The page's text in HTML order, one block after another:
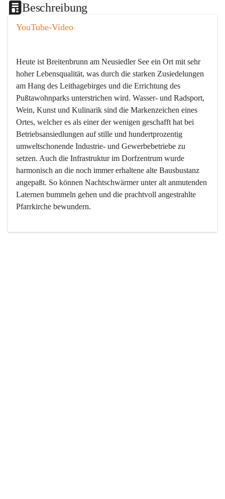
Beschreibung
YouTube-Video
Heute ist Breitenbrunn am Neusiedler See ein Ort mit sehr
hoher Lebensqualität, was durch die starken Zusiedelungen
am Hang des Leithagebirges und die Errichtung des
Pußtawohnparks unterstrichen wird. Wasser- und Radsport,
Wein, Kunst und Kulinarik sind die Markenzeichen eines
Ortes, welcher es als einer der wenigen geschafft hat bei
Betriebsansiedlungen auf stille und hundertprozentig
umweltschonende Industrie- und Gewerbebetriebe zu
setzen. Auch die Infrastruktur im Dorfzentrum wurde
harmonisch an die noch immer erhaltene alte Bausbustanz
angepaßt. So können Nachtschwärmer unter alt anmutenden
Laternen bummeln gehen und die prachtvoll angestrahlte
Pfarrkirche bewundern.
Der Weinbau dominert heute nicht mehr, ist aber integrativer